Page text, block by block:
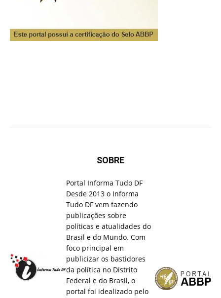
SOBRE
Portal Informa Tudo DF
Desde 2013 o Informa
Tudo DF vem fazendo
publicações sobre
políticas e atualidades do
Brasil e do Mundo. Com
foco principal em
publicizar os bastidores
da política no Distrito
Federal e do Brasil, o
portal foi idealizado pelo